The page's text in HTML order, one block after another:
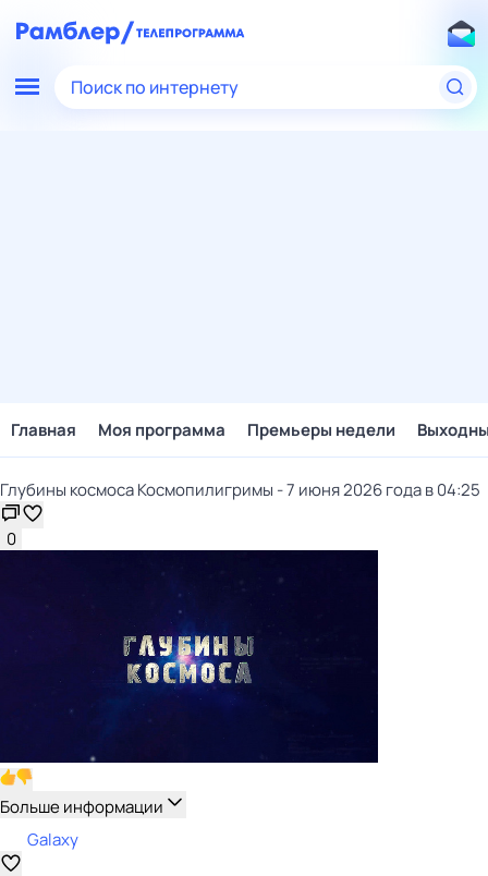
Поиск по интернету
Главная Моя программа Премьеры недели
Глубины космоса Космопилигримы - 7 июня 2026 года в 04:25
0
Больше информации
Galaxy